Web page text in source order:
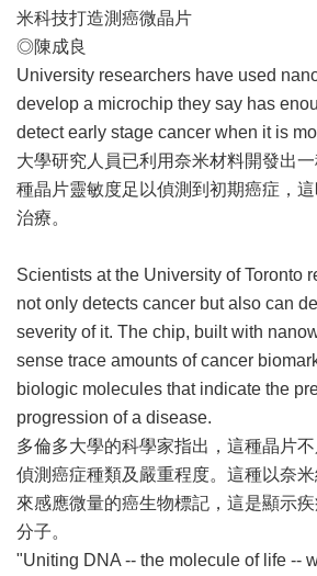
米科技打造測癌微晶片
◎陳成良
University researchers have used
develop a microchip they say has
detect early stage cancer when it is
大學研究人員已利用奈米材料開發出
種晶片靈敏度足以偵測到初期癌症，
治療。
Scientists at the University of Toronto
not only detects cancer but also can
severity of it. The chip, built with
sense trace amounts of cancer
biologic molecules that indicate the
progression of a disease.
多倫多大學的科學家指出，這種晶片
偵測癌症種類及嚴重程度。這種以奈
來感應微量的癌生物標記，這是顯示
分子。
"Uniting DNA -- the molecule of life --